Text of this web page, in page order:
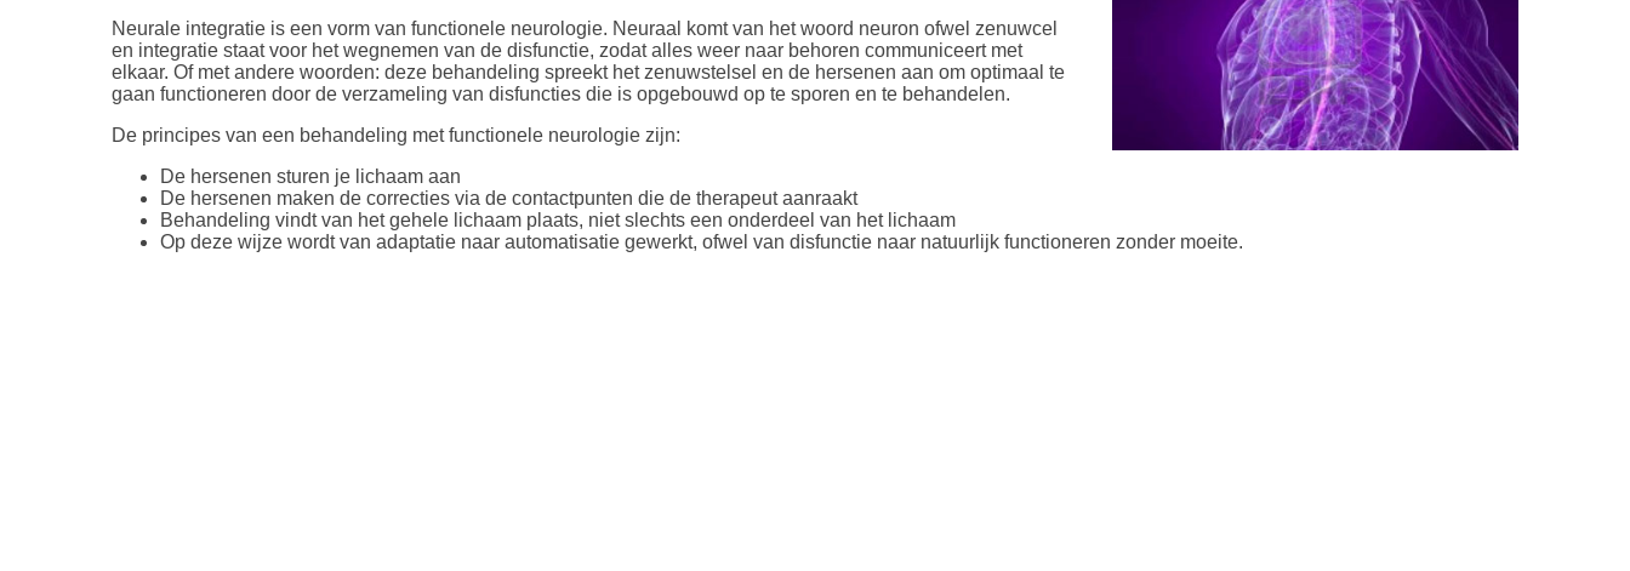
Neurale integratie is een vorm van functionele neurologie. Neuraal komt van het woord neuron ofwel zenuwcel
en integratie staat voor het wegnemen van de disfunctie, zodat alles weer naar behoren communiceert met
elkaar. Of met andere woorden: deze behandeling spreekt het zenuwstelsel en de hersenen aan om optimaal te
gaan functioneren door de verzameling van disfuncties die is opgebouwd op te sporen en te behandelen.
De principes van een behandeling met functionele neurologie zijn:
De hersenen sturen je lichaam aan
De hersenen maken de correcties via de contactpunten die de therapeut aanraakt
Behandeling vindt van het gehele lichaam plaats, niet slechts een onderdeel van het lichaam
Op deze wijze wordt van adaptatie naar automatisatie gewerkt, ofwel van disfunctie naar natuurlijk functioneren zonder moeite.